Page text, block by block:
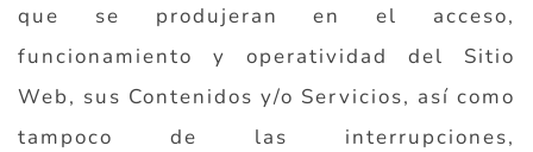
que se produjeran en el acceso,
funcionamiento y operatividad del Sitio
Web, sus Contenidos y/o Servicios, así como
tampoco de las interrupciones,